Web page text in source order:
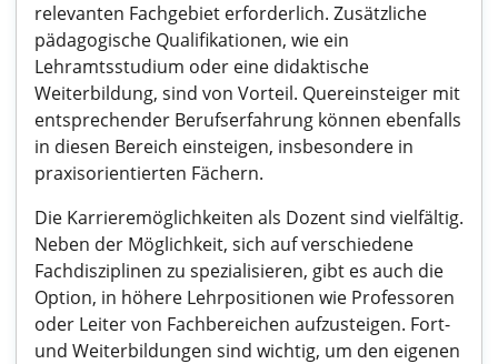
relevanten Fachgebiet erforderlich. Zusätzliche
pädagogische Qualifikationen, wie ein
Lehramtsstudium oder eine didaktische
Weiterbildung, sind von Vorteil. Quereinsteiger mit
entsprechender Berufserfahrung können ebenfalls
in diesen Bereich einsteigen, insbesondere in
praxisorientierten Fächern.
Die Karrieremöglichkeiten als Dozent sind vielfältig.
Neben der Möglichkeit, sich auf verschiedene
Fachdisziplinen zu spezialisieren, gibt es auch die
Option, in höhere Lehrpositionen wie Professoren
oder Leiter von Fachbereichen aufzusteigen. Fort-
und Weiterbildungen sind wichtig, um den eigenen